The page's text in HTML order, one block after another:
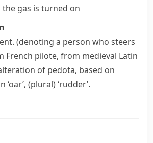
gas is turned on
(denoting a person who steers
French pilote, from medieval Latin
of pedota, based on
‘oar’, (plural) ‘rudder’.